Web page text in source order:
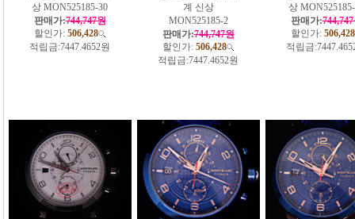
상 MON525185-30
판매가:744,747원
할인가: 506,428
적립금:7447.4652원
계 신상
MON525185-2
판매가:744,747원
할인가: 506,428
적립금:7447.4652원
상
판매가:
할인가: 506,428
적립금: